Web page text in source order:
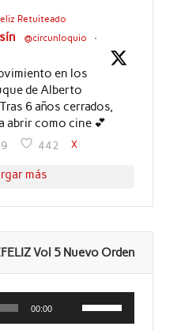
Retuiteado
@circunloquio
·
en los
de Alberto
6 años cerrados,
abrir como cine 💕
442 X
más
Vol 5 Nuevo Orden
00:00
las
teclas